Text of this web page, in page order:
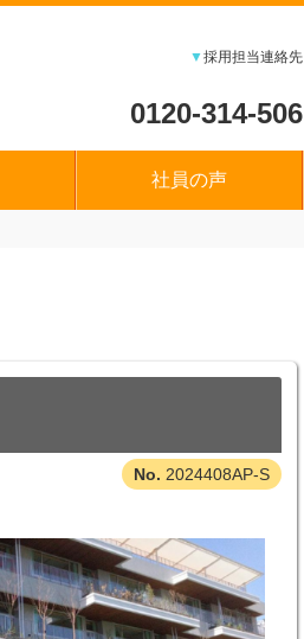
▼採用担当連絡先
0120-314-506
社員の声
2024408AP-S